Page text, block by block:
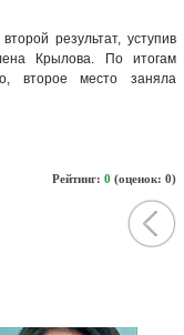
результат, уступив
Крылова. По итогам
второе место заняла
Рейтинг: 0 (оценок: 0)